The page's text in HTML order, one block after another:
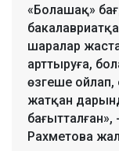
«Болашақ»
бакалавриатқа
шаралар
арттыруға,
өзгеше ойлап,
жатқан
Рахметова